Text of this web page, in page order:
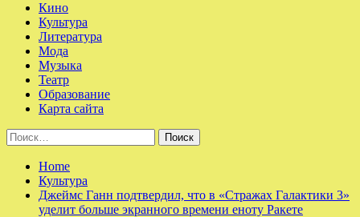
Кино
Культура
Литература
Мода
Музыка
Театр
Образование
Карта сайта
Найти:
Home
Культура
Джеймс Ганн подтвердил, что в «Стражах Галактики 3»
уделит больше экранного времени еноту Ракете